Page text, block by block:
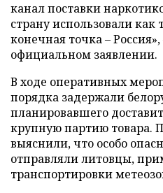
канал поставки
страну использовали
конечная точка –
официальном заявлении.
В ходе оперативных
порядка задержали
планировавшего
крупную партию товара.
выяснили, что особо
отправляли литовцы,
транспортировки